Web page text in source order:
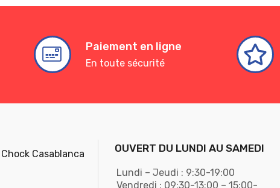
Paiement en ligne
En toute sécurité
Casablanca
OUVERT DU LUNDI AU SAMEDI
Lundi – Jeudi : 9:30-19:00
Vendredi : 09:30-13:00 – 15:00-